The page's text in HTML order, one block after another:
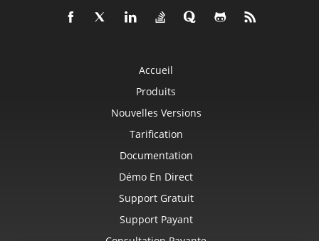
Accueil
Produits
Nouvelles Versions
Tarification
Documentation
Démo En Direct
Support Gratuit
Support Payant